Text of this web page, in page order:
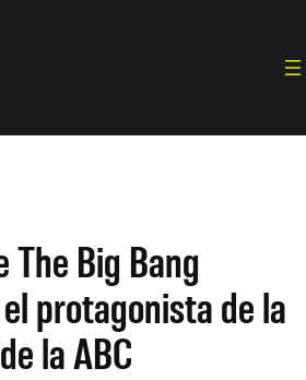
The Big Bang
protagonista de la
la ABC